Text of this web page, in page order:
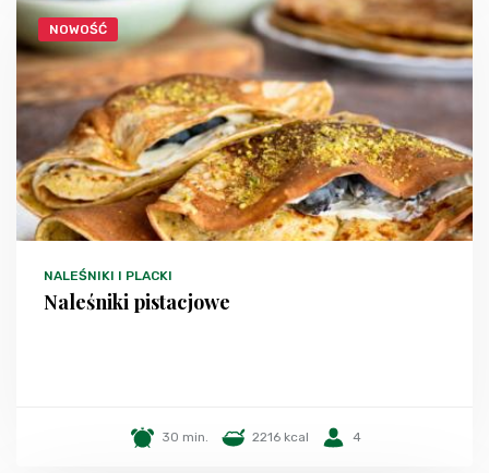
NOWOŚĆ
NALEŚNIKI I PLACKI
Naleśniki pistacjowe
30 min. 2216 kcal 4